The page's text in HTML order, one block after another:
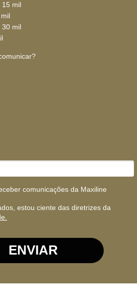
mil
mil
comunicações da Maxiline
estou ciente das diretrizes da
ENVIAR